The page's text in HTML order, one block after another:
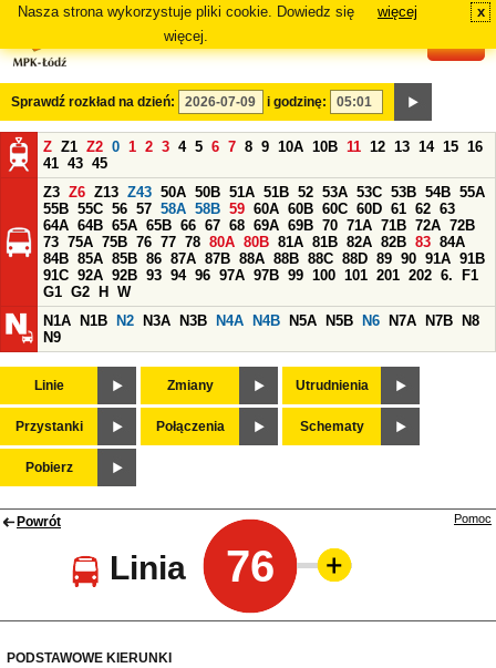
Nasza strona wykorzystuje pliki cookie. Dowiedz się
więcej.
więcej x
Sprawdź rozkład na dzień: i godzinę:
Z Z1 Z2 0 1 2 3 4 5 6 7 8 9 10A 10B 11 12 13 14 15 16
41 43 45
Z3 Z6 Z13 Z43 50A 50B 51A 51B 52 53A 53C 53B 54B 55A
55B 55C 56 57 58A 58B 59 60A 60B 60C 60D 61 62 63
64A 64B 65A 65B 66 67 68 69A 69B 70 71A 71B 72A 72B
73 75A 75B 76 77 78 80A 80B 81A 81B 82A 82B 83 84A
84B 85A 85B 86 87A 87B 88A 88B 88C 88D 89 90 91A 91B
91C 92A 92B 93 94 96 97A 97B 99 100 101 201 202 6.
F1
G1 G2 H
W
N1A
N1B N2 N3A N3B N4A N4B N5A N5B N6 N7A N7B
N8
N9
Linie Zmiany Utrudnienia
Przystanki Połączenia Schematy
Pobierz
Powrót
Linia 76
Pomoc
PODSTAWOWE KIERUNKI